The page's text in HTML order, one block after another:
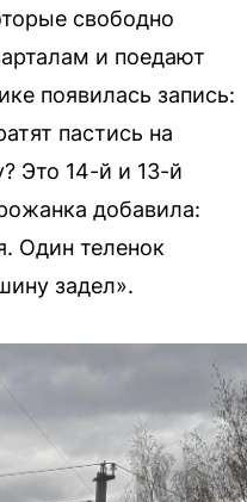
свободно
и поедают
появилась запись:
пастись на
Это 14-й и 13-й
добавила:
Один теленок
задел».